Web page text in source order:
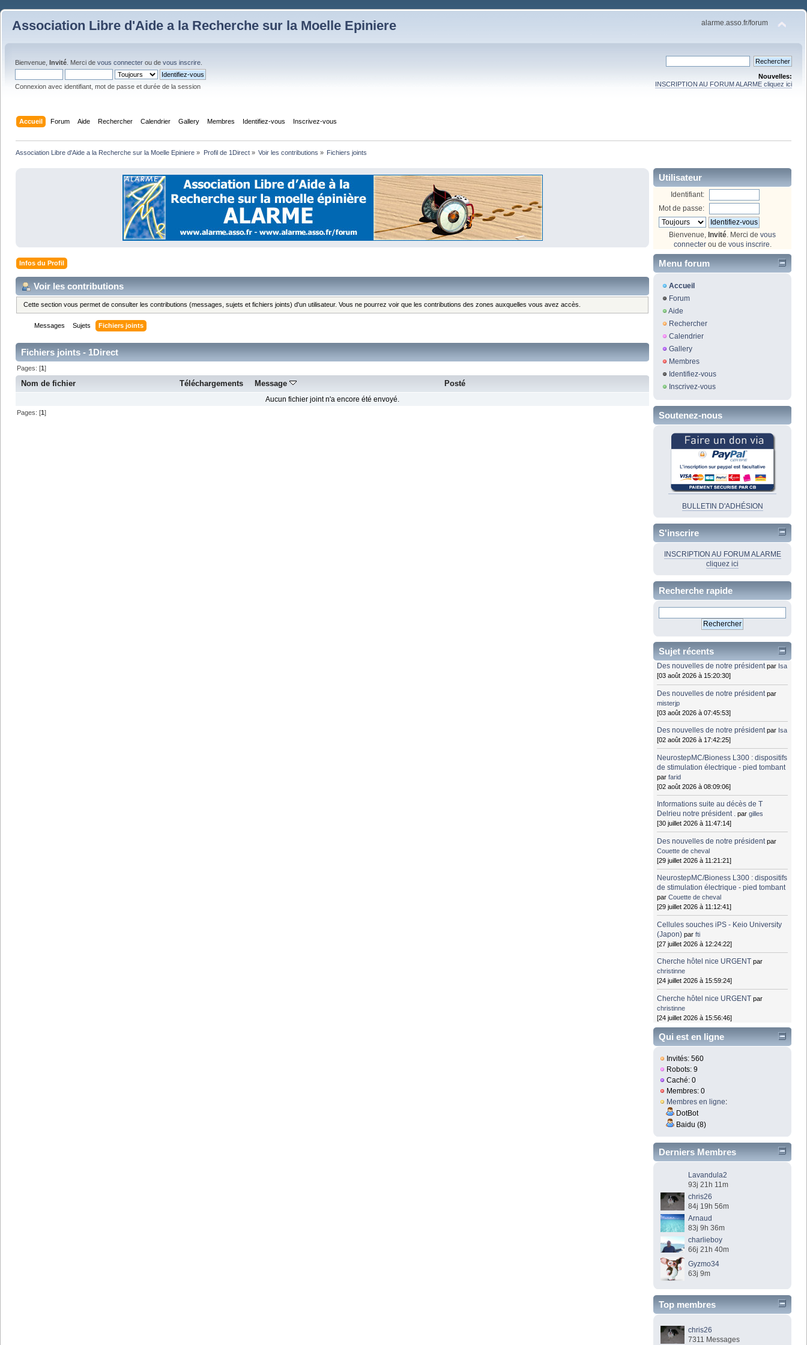
Association Libre d'Aide a la Recherche sur la Moelle Epiniere alarme.asso.fr/forum
Bienvenue, Invité . Merci de vous connecter ou de vous inscrire
Connexion avec identifiant, mot de passe et durée de la session
Nouvelles:
INSCRIPTION AU FORUM ALARME cliquez ici
Accueil Forum Aide Rechercher Calendrier Gallery Membres Identifiez-vous Inscrivez-vous
Association Libre d'Aide a la Recherche sur la Moelle Epiniere » Profil de 1Direct» Voir les contributions » Fichiers joints
Infos du Profil
Voir les contributions
Cette section vous permet de consulter les contributions (messages, sujets et fichiers joints) d'un utilisateur. Vous ne pourrez voir que les contributions des zones auxquelles vous avez accès.
Messages Sujets Fichiers joints
Fichiers joints - 1Direct
Pages: [1]
Nom de fichier Téléchargements Message Posté
Aucun fichier joint n'a encore été envoyé.
Pages: [1]
Utilisateur
Identifiant:
Mot de passe:
Bienvenue, Invité . Merci de vous
connecterou de vous inscrire
Menu forum
Accueil
Forum
Aide
Rechercher
Calendrier
Gallery
Membres
Identifiez-vous
Inscrivez-vous
Soutenez-nous
BULLETIN D'ADHÉSION
S'inscrire
INSCRIPTION AU FORUM ALARME
cliquez ici
Recherche rapide
Sujet récents
Des nouvelles de notre président par Isa
[03 août 2026 à 15:20:30]
Des nouvelles de notre président par
misterjp
[03 août 2026 à 07:45:53]
Des nouvelles de notre président par Isa
[02 août 2026 à 17:42:25]
NeurostepMC/Bioness L300 : dispositifs
de stimulation électrique - pied tombant
parfarid
[02 août 2026 à 08:09:06]
Informations suite au décès de T
Delrieu notre président . pargilles
[30 juillet 2026 à 11:47:14]
Des nouvelles de notre président par
Couette de cheval
[29 juillet 2026 à 11:21:21]
NeurostepMC/Bioness L300 : dispositifs
de stimulation électrique - pied tombant
parCouette de cheval
[29 juillet 2026 à 11:12:41]
Cellules souches iPS - Keio University
(Japon) parfti
[27 juillet 2026 à 12:24:22]
Cherche hôtel nice URGENT par
christinne
[24 juillet 2026 à 15:59:24]
Cherche hôtel nice URGENT par
christinne
[24 juillet 2026 à 15:56:46]
Qui est en ligne
Invités: 560
Robots: 9
Caché: 0
Membres: 0
Membres en ligne:
DotBot
Baidu (8)
Derniers Membres
Lavandula2
93j 21h 11m
chris26
84j 19h 56m
Arnaud
83j 9h 36m
charlieboy
66j 21h 40m
Gyzmo34
63j 9m
Top membres
chris26
7311 Messages